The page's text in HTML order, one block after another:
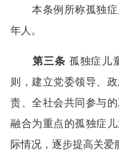
本条例所称孤独症
年人。
第三条 孤独症儿
则，建立党委领导、
责、全社会共同参与
融合为重点的孤独症
际情况，逐步提高关爱